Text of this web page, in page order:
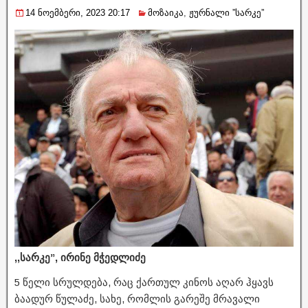
14 ნოემბერი, 2023 20:17 მოზაიკა, ჟურნალი ”სარკე”
,,სარკე”, ირინე მჭედლიძე
5 წელი სრულდება, რაც ქართულ კინოს აღარ ჰყავს
ბაადურ წულაძე, სახე, რომლის გარეშე მრავალი